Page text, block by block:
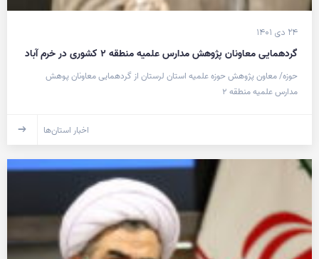
۲۴ دی ۱۴۰۱
گردهمایی معاونان پژوهش مدارس علمیه منطقه ۲ کشوری در خرم آباد
حوزه/ معاون پژوهش حوزه علمیه استان لرستان از گردهمایی معاونان پوهش
مدارس علمیه منطقه ۲
اخبار استان‌ها